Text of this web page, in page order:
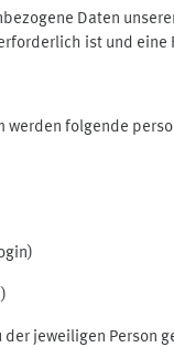
Daten
ist und
werden folgende
jeweiligen Person